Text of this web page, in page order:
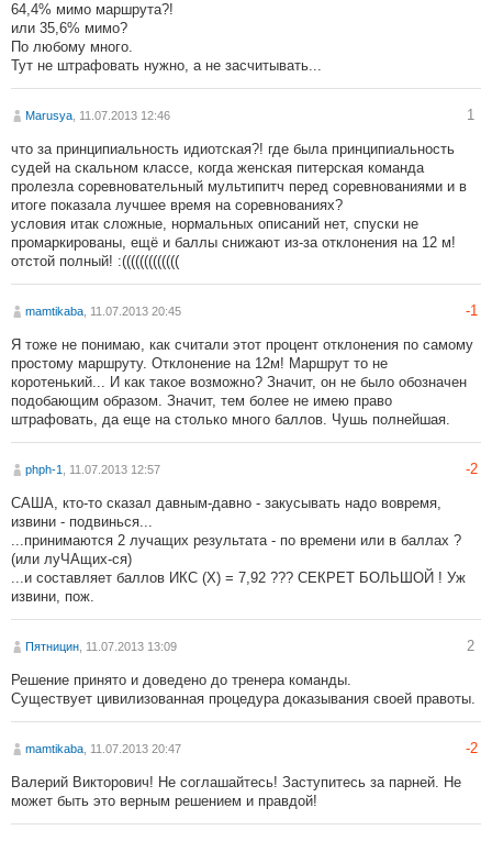
64,4% мимо маршрута?!
или 35,6% мимо?
По любому много.
Тут не штрафовать нужно, а не засчитывать...
Marusya , 11.07.2013 12:46 1
что за принципиальность идиотская?! где была принципиальность
судей на скальном классе, когда женская питерская команда
пролезла соревновательный мультипитч перед соревнованиями и в
итоге показала лучшее время на соревнованиях?
условия итак сложные, нормальных описаний нет, спуски не
промаркированы, ещё и баллы снижают из-за отклонения на 12 м!
отстой полный! :(((((((((((((
mamtikaba , 11.07.2013 20:45 -1
Я тоже не понимаю, как считали этот процент отклонения по самому
простому маршруту. Отклонение на 12м! Маршрут то не
коротенький... И как такое возможно? Значит, он не было обозначен
подобающим образом. Значит, тем более не имею право
штрафовать, да еще на столько много баллов. Чушь полнейшая.
phph-1 , 11.07.2013 12:57 -2
САША, кто-то сказал давным-давно - закусывать надо вовремя,
извини - подвинься...
...принимаются 2 лучащих результата - по времени или в баллах ?
(или луЧАщих-ся)
...и составляет баллов ИКС (Х) = 7,92 ??? СЕКРЕТ БОЛЬШОЙ ! Уж
извини, пож.
Пятницин , 11.07.2013 13:09 2
Решение принято и доведено до тренера команды.
Существует цивилизованная процедура доказывания своей правоты.
mamtikaba , 11.07.2013 20:47 -2
Валерий Викторович! Не соглашайтесь! Заступитесь за парней. Не
может быть это верным решением и правдой!